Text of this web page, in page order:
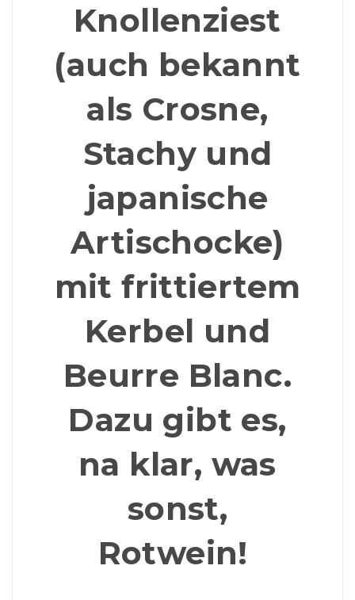
Knollenziest
(auch bekannt
als Crosne,
Stachy und
japanische
Artischocke)
mit frittiertem
Kerbel und
Beurre Blanc.
Dazu gibt es,
na klar, was
sonst,
Rotwein!